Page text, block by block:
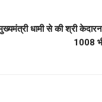
धामी से की श्री
1008